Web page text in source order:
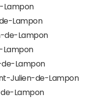
Lampon
Lampon
de-Lampon
Lampon
de-Lampon
Julien-de-Lampon
Lampon